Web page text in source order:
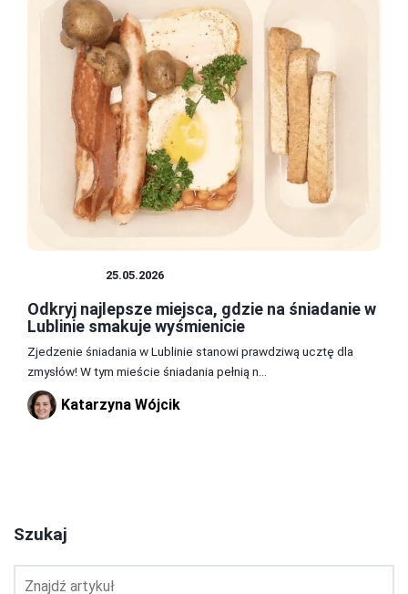
25.05.2026
Odkryj najlepsze miejsca, gdzie na śniadanie w
Lublinie smakuje wyśmienicie
Zjedzenie śniadania w Lublinie stanowi prawdziwą ucztę dla
zmysłów! W tym mieście śniadania pełnią n...
Katarzyna Wójcik
Szukaj